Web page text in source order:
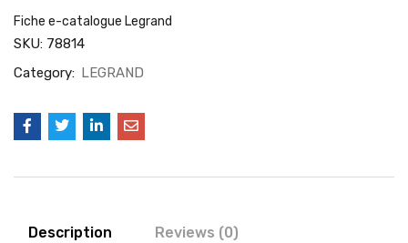
Fiche e-catalogue Legrand
SKU: 78814
Category: LEGRAND
Description Reviews (0)